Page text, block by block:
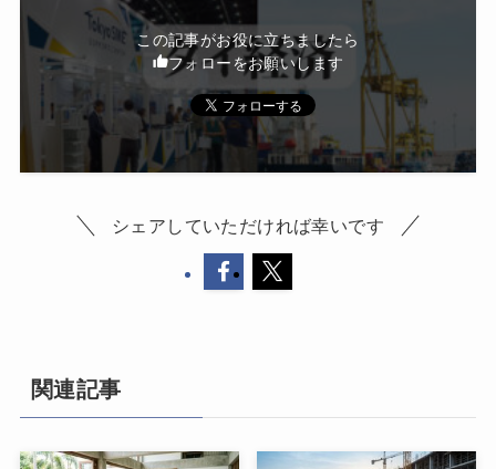
この記事がお役に立ちましたら
フォローをお願いします
シェアしていただければ幸いです
関連記事